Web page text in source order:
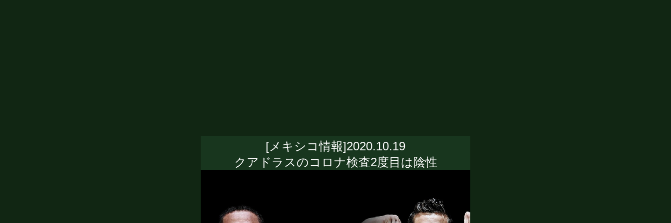
[メキシコ情報]2020.10.19
クアドラスのコロナ検査2度目は陰性